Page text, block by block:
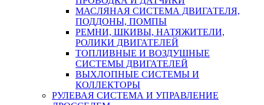
МАСЛЯНАЯ СИСТЕМА ДВИГАТЕЛЯ,
ПОДДОНЫ, ПОМПЫ
РЕМНИ, ШКИВЫ, НАТЯЖИТЕЛИ,
РОЛИКИ ДВИГАТЕЛЕЙ
ТОПЛИВНЫЕ И ВОЗДУШНЫЕ
СИСТЕМЫ ДВИГАТЕЛЕЙ
ВЫХЛОПНЫЕ СИСТЕМЫ И
КОЛЛЕКТОРЫ
РУЛЕВАЯ СИСТЕМА И УПРАВЛЕНИЕ